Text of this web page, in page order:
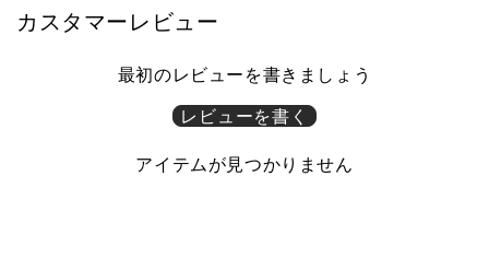
カスタマーレビュー
最初のレビューを書きましょう
レビューを書く
アイテムが見つかりません